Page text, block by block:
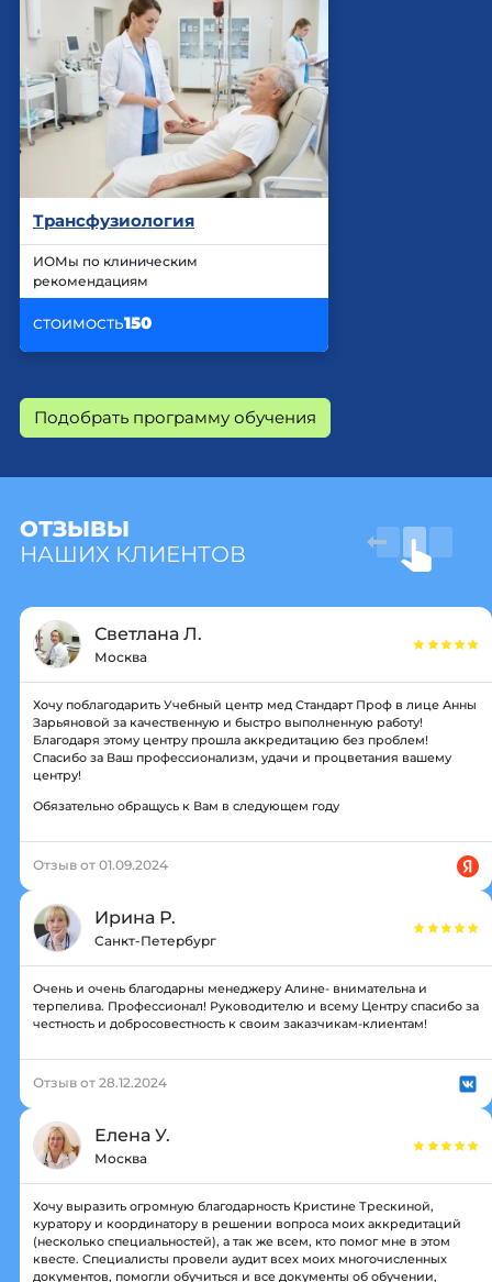
Трансфузиология
ИОМы по клиническим
рекомендациям
СТОИМОСТЬ150
Подобрать программу обучения
ОТЗЫВЫ
НАШИХ КЛИЕНТОВ
Светлана Л.
Москва
Хочу поблагодарить Учебный центр мед Стандарт Проф в лице Анны
Зарьяновой за качественную и быстро выполненную работу!
Благодаря этому центру прошла аккредитацию без проблем!
Спасибо за Ваш профессионализм, удачи и процветания вашему
центру!
Обязательно обращусь к Вам в следующем году
Отзыв от 01.09.2024
Ирина Р.
Санкт-Петербург
Очень и очень благодарны менеджеру Алине- внимательна и
терпелива. Профессионал! Руководителю и всему Центру спасибо за
честность и добросовестность к своим заказчикам-клиентам!
Отзыв от 28.12.2024
Елена У.
Москва
Хочу выразить огромную благодарность Кристине Трескиной,
куратору и координатору в решении вопроса моих аккредитаций
(несколько специальностей), а так же всем, кто помог мне в этом
квесте. Специалисты провели аудит всех моих многочисленных
документов, помогли обучиться и все документы об обучении,